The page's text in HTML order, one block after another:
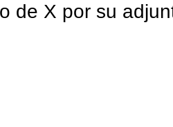
de X por su